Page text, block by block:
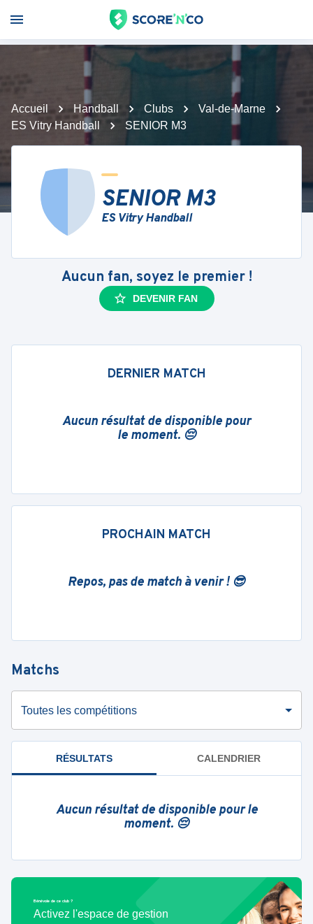
Accueil Handball Clubs
Val-de-Marne
ES Vitry Handball
SENIOR M3
SENIOR M3
ES Vitry Handball
Aucun fan, soyez le premier !
DEVENIR FAN
DERNIER MATCH
Aucun résultat de disponible pour
le moment. 😔
PROCHAIN MATCH
Repos, pas de match à venir ! 😎
Matchs
Toutes les compétitions
RÉSULTATS CALENDRIER
Aucun résultat de disponible pour le
moment. 😔
Bénévole de ce club ?
Activez l'espace de gestion